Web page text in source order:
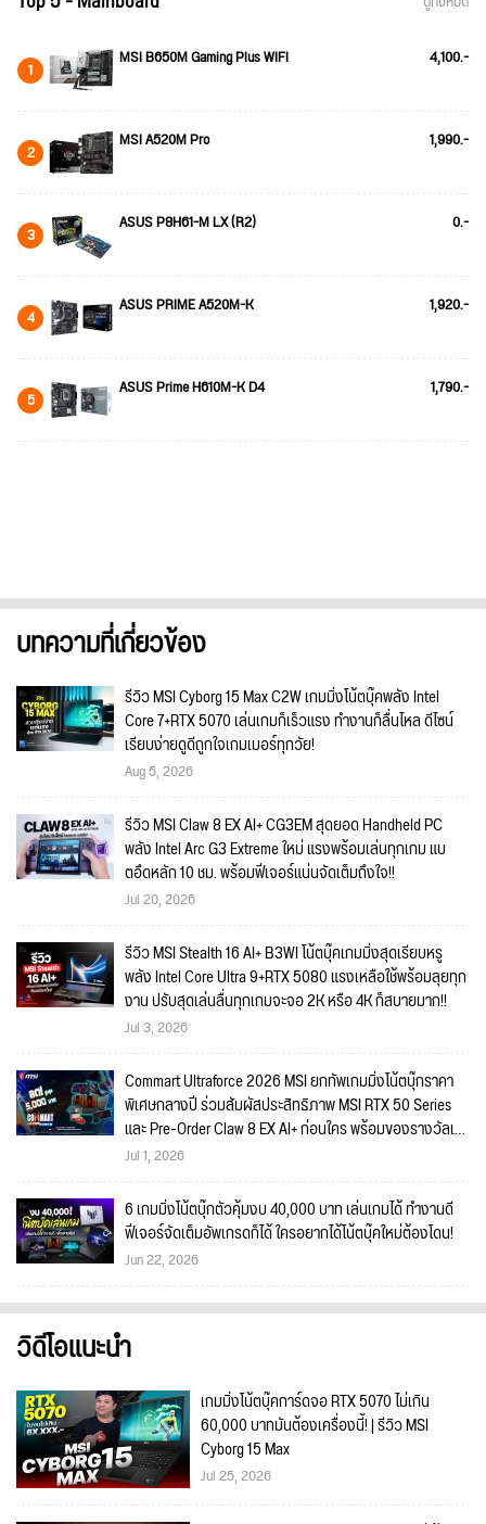
1 MSI B650M Gaming Plus WIFI 4,100.-
2 MSI A520M Pro 1,990.-
3 ASUS P8H61-M LX (R2) 0.-
4 ASUS PRIME A520M-K 1,920.-
5 ASUS Prime H610M-K D4 1,790.-
บทความที่เกี่ยวข้อง
รีวิว MSI Cyborg 15 Max C2W เกมมิ่งโน้ตบุ๊คพลัง Intel
Core 7+RTX 5070 เล่นเกมก็เร็วแรง ทำงานก็ลื่นไหล ดีไซน์
เรียบง่ายดูดีถูกใจเกมเมอร์ทุกวัย!
Aug 5, 2026
รีวิว MSI Claw 8 EX AI+ CG3EM สุดยอด Handheld PC
พลัง Intel Arc G3 Extreme ใหม่ แรงพร้อมเล่นทุกเกม แบ
ตอึดหลัก 10 ชม. พร้อมฟีเจอร์แน่นจัดเต็มถึงใจ!!
Jul 20, 2026
รีวิว MSI Stealth 16 AI+ B3WI โน้ตบุ๊คเกมมิ่งสุดเรียบหรู
พลัง Intel Core Ultra 9+RTX 5080 แรงเหลือใช้พร้อมลุยทุก
งาน ปรับสุดเล่นลื่นทุกเกมจะจอ 2K หรือ 4K ก็สบายมาก!!
Jul 3, 2026
Commart Ultraforce 2026 MSI ยกทัพเกมมิ่งโน้ตบุ๊กราคา
พิเศษกลางปี ร่วมสัมผัสประสิทธิภาพ MSI RTX 50 Series
และ Pre-Order Claw 8 EX AI+ ก่อนใคร พร้อมของรางวัลเข้า
ร่วมกิจกรรมในงาน!
Jul 1, 2026
6 เกมมิ่งโน้ตบุ๊กตัวคุ้มงบ 40,000 บาท เล่นเกมได้ ทำงานดี
ฟีเจอร์จัดเต็มอัพเกรดก็ได้ ใครอยากได้โน้ตบุ๊คใหม่ต้องโดน!
Jun 22, 2026
วิดีโอแนะนำ
เกมมิ่งโน้ตบุ๊คการ์ดจอ RTX 5070 ไม่เกิน
60,000 บาทมันต้องเครื่องนี้! | รีวิว MSI
Cyborg 15 Max
Jul 25, 2026